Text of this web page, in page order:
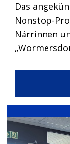
Das
Nonstop-
Närrinnen